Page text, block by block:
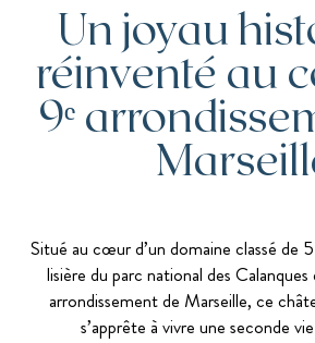
Un joyau
réinventé au
9ᵉ
Situé au cœur d’un domaine classé de
lisière du parc national des
arrondissement de Marseille, ce
s’apprête à vivre une seconde